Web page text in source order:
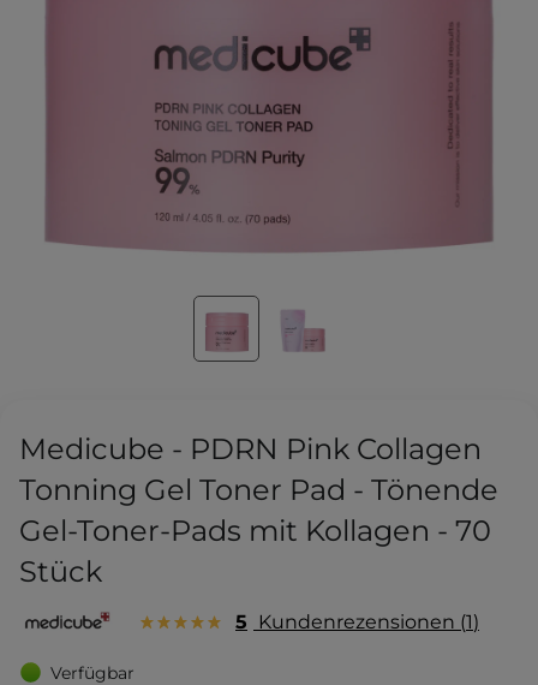
Medicube - PDRN Pink Collagen
Tonning Gel Toner Pad - Tönende
Gel-Toner-Pads mit Kollagen - 70
Stück
5 Kundenrezensionen 1
Verfügbar